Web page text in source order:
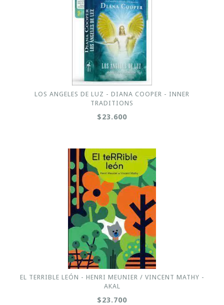
LOS ANGELES DE LUZ - DIANA COOPER - INNER
TRADITIONS
$23.600
EL TERRIBLE LEÓN - HENRI MEUNIER / VINCENT MATHY -
AKAL
$23.700